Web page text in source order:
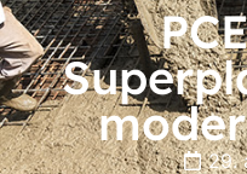
29.